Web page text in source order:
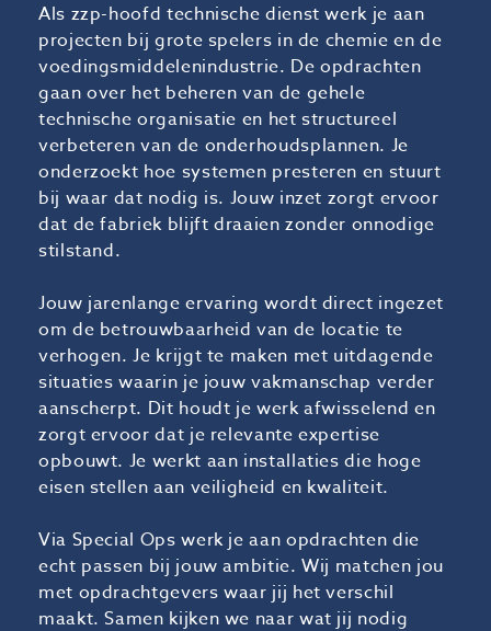
Als zzp-hoofd technische dienst werk je aan
projecten bij grote spelers in de chemie en de
voedingsmiddelenindustrie. De opdrachten
gaan over het beheren van de gehele
technische organisatie en het structureel
verbeteren van de onderhoudsplannen. Je
onderzoekt hoe systemen presteren en stuurt
bij waar dat nodig is. Jouw inzet zorgt ervoor
dat de fabriek blijft draaien zonder onnodige
stilstand.
Jouw jarenlange ervaring wordt direct ingezet
om de betrouwbaarheid van de locatie te
verhogen. Je krijgt te maken met uitdagende
situaties waarin je jouw vakmanschap verder
aanscherpt. Dit houdt je werk afwisselend en
zorgt ervoor dat je relevante expertise
opbouwt. Je werkt aan installaties die hoge
eisen stellen aan veiligheid en kwaliteit.
Via Special Ops werk je aan opdrachten die
echt passen bij jouw ambitie. Wij matchen jou
met opdrachtgevers waar jij het verschil
maakt. Samen kijken we naar wat jij nodig